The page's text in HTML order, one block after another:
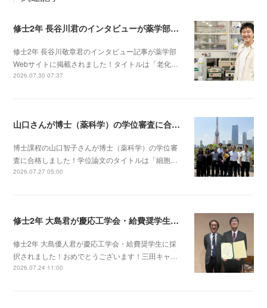
修士2年 長谷川君のインタビューが薬学部Webサイトに掲載されました！
修士2年 長谷川敬章君のインタビュー記事が薬学部
Webサイトに掲載されました！タイトルは「老化…
2026.07.30 07:37
山口さんが博士（薬科学）の学位審査に合格しました！
博士課程の山口智子さんが博士（薬科学）の学位審
査に合格しました！学位論文のタイトルは「細胞…
2026.07.27 05:00
修士2年 大島君が慶応工学会・給費奨学生に採択されました！
修士2年 大島優人君が慶応工学会・給費奨学生に採
択されました！おめでとうございます！三田キャ…
2026.07.24 11:00